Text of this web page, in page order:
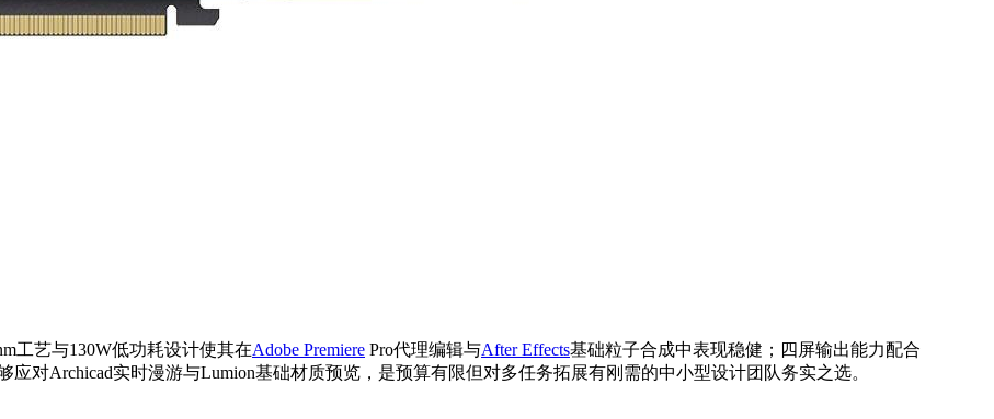
工艺与130W低功耗设计使其在Adobe Premiere Pro代理编辑与After Effects基础粒子合成中表现稳健；四屏输出能力配合
应对Archicad实时漫游与Lumion基础材质预览，是预算有限但对多任务拓展有刚需的中小型设计团队务实之选。